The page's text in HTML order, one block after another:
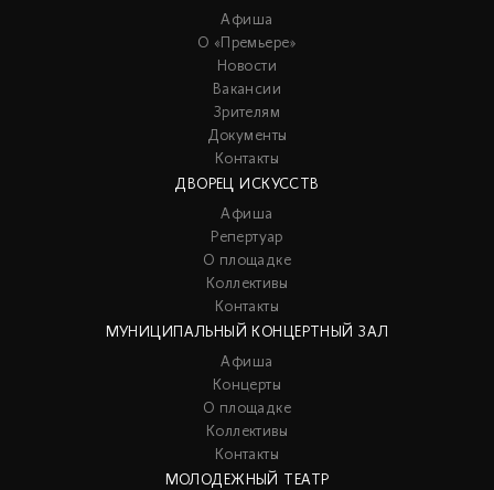
Афиша
О «Премьере»
Новости
Вакансии
Зрителям
Документы
Контакты
ДВОРЕЦ ИСКУССТВ
Афиша
Репертуар
О площадке
Коллективы
Контакты
МУНИЦИПАЛЬНЫЙ КОНЦЕРТНЫЙ ЗАЛ
Афиша
Концерты
О площадке
Коллективы
Контакты
МОЛОДЕЖНЫЙ ТЕАТР